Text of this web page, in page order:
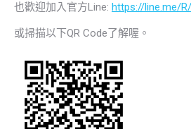
也歡迎加入官方Line: https://line.me/
或掃描以下QR Code了解喔。